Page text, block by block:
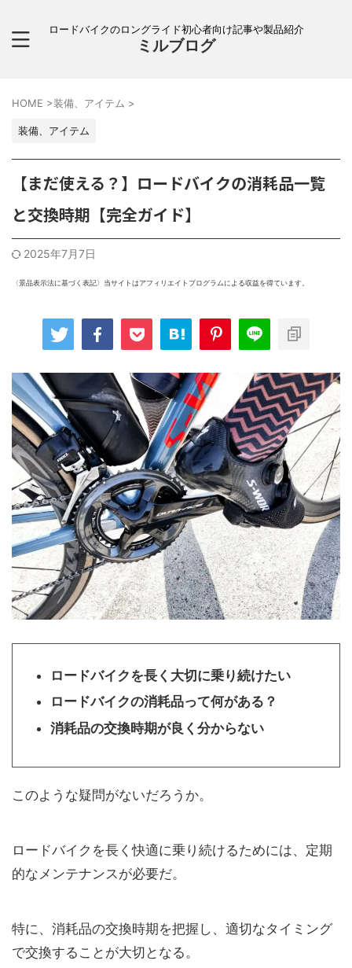
ロードバイクのロングライド初心者向け記事や製品紹介
ミルブログ
HOME >装備、アイテム >
装備、アイテム
【まだ使える？】ロードバイクの消耗品一覧
と交換時期【完全ガイド】
2025年7月7日
〈景品表示法に基づく表記〉当サイトはアフィリエイトプログラムによる収益を得ています。
ロードバイクを長く大切に乗り続けたい
ロードバイクの消耗品って何がある？
消耗品の交換時期が良く分からない
このような疑問がないだろうか。
ロードバイクを長く快適に乗り続けるためには、定期
的なメンテナンスが必要だ。
特に、消耗品の交換時期を把握し、適切なタイミング
で交換することが大切となる。